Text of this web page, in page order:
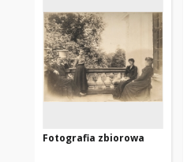
Fotografia zbiorowa